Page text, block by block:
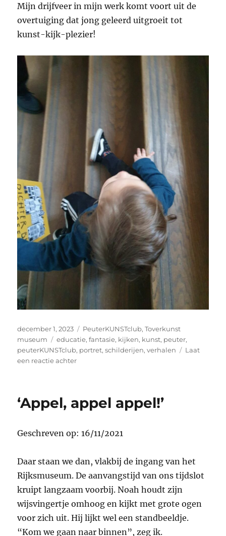
Mijn drijfveer in mijn werk komt voort uit de
overtuiging dat jong geleerd uitgroeit tot
kunst-kijk-plezier!
Geplaatst
op
december 1, 2023 Categorieën
PeuterKUNSTclub,Toverkunst
museum
Tags
educatie,fantasie, kijken, kunst, peuter,
peuterKUNSTclub, portret,schilderijen,verhalen
Laat
een reactie achterop
voor
peuters’
‘Appel, appel appel!’
Geschreven op: 16/11/2021
Daar staan we dan, vlakbij de ingang van het
Rijksmuseum. De aanvangstijd van ons tijdslot
kruipt langzaam voorbij. Noah houdt zijn
wijsvingertje omhoog en kijkt met grote ogen
voor zich uit. Hij lijkt wel een standbeeldje.
“Kom we gaan naar binnen”, zeg ik.